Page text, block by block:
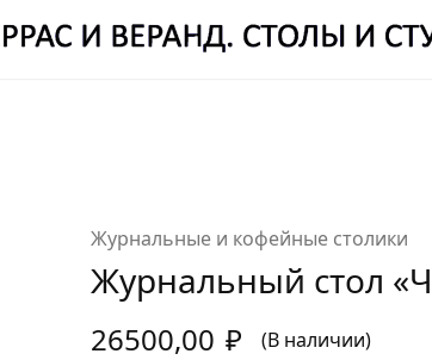
ELETS.ROMAN@YANDEX.RU ОТДЕЛ
Журнальные и кофейные столики
Журнальный стол
26500,00 ₽ (В наличии)